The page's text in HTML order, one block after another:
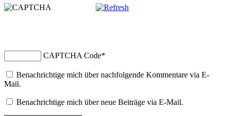
CAPTCHA Code*
Benachrichtige mich über nachfolgende Kommentare via E-
Mail.
Benachrichtige mich über neue Beiträge via E-Mail.